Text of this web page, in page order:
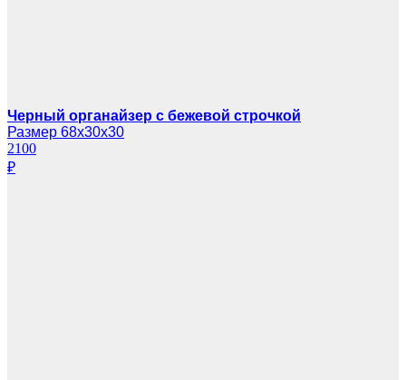
Черный органайзер с бежевой строчкой
Размер 68х30х30
2100
₽